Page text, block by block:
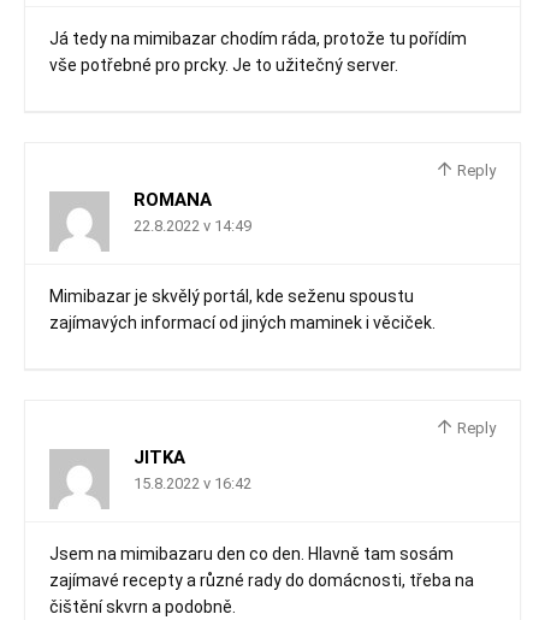
Já tedy na mimibazar chodím ráda, protože tu pořídím
vše potřebné pro prcky. Je to užitečný server.
Reply
ROMANA
22.8.2022 v 14:49
Mimibazar je skvělý portál, kde seženu spoustu
zajímavých informací od jiných maminek i věciček.
Reply
JITKA
15.8.2022 v 16:42
Jsem na mimibazaru den co den. Hlavně tam sosám
zajímavé recepty a různé rady do domácnosti, třeba na
čištění skvrn a podobně.